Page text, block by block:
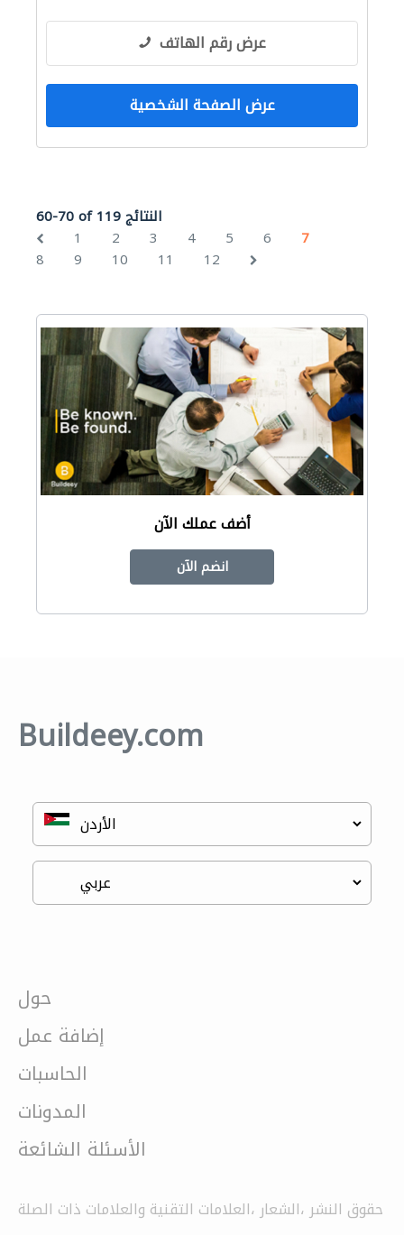
عرض رقم الهاتف
عرض الصفحة الشخصية
60-70 of 119 النتائج
1
2 3 4 5 6
7
8
9 10 11 12
أضف عملك الآن
انضم الآن
Buildeey.com
حول
إضافة عمل
الحاسبات
المدونات
الأسئلة الشائعة
حقوق النشر ،الشعار ،العلامات التقنية والعلامات ذات الصلة